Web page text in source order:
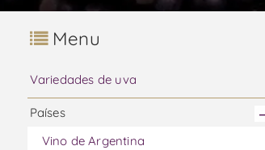
Menu
Variedades de uva
Países
Vino de Argentina